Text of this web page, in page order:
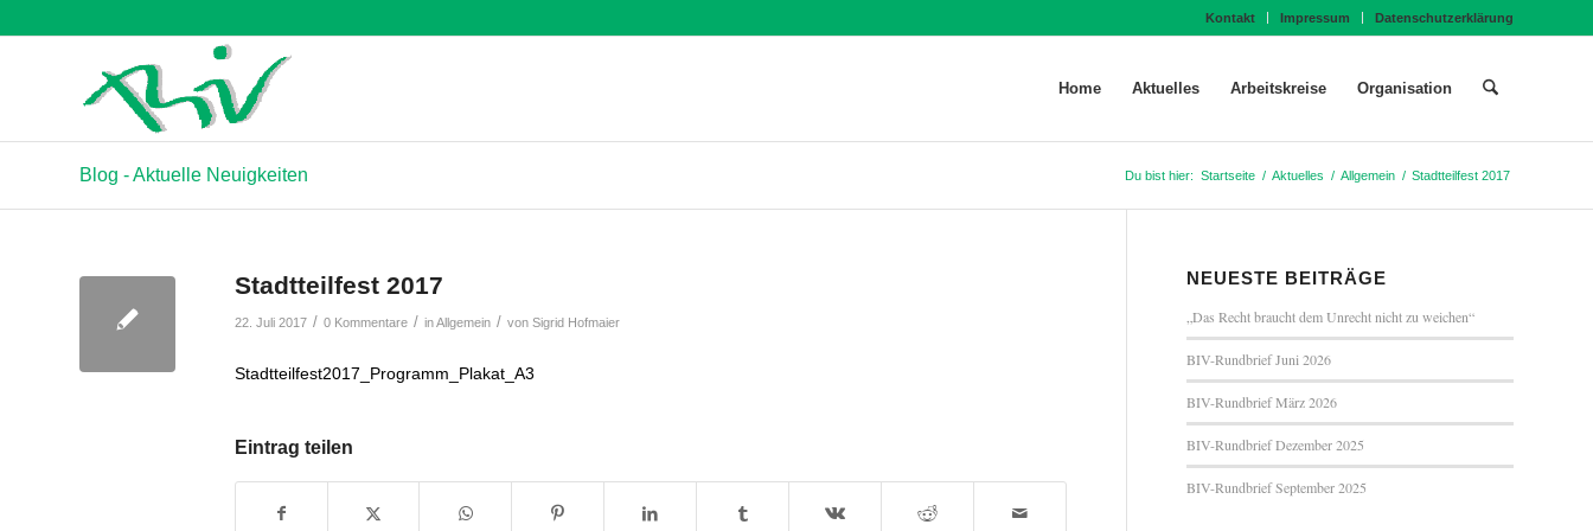
Kontakt Impressum Datenschutzerklärung
Home Aktuelles Arbeitskreise Organisation
Blog - Aktuelle Neuigkeiten Du bist hier: Startseite / Aktuelles / Allgemein / Stadtteilfest 2017
Stadtteilfest 2017
22. Juli 2017 / 0 Kommentare / inAllgemein / von Sigrid Hofmaier
Stadtteilfest2017_Programm_Plakat_A3
Eintrag teilen
NEUESTE BEITRÄGE
„Das Recht braucht dem Unrecht nicht zu weichen“
BIV-Rundbrief Juni 2026
BIV-Rundbrief März 2026
BIV-Rundbrief Dezember 2025
BIV-Rundbrief September 2025